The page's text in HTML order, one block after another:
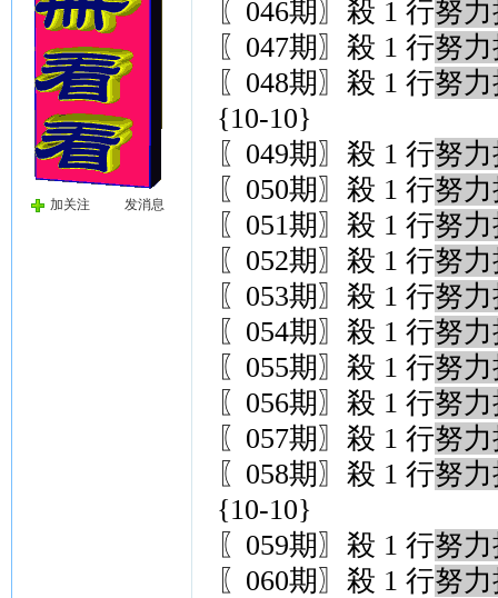
加关注 发消息
〖046期〗殺 1 行努
〖047期〗殺 1 行努
〖048期〗殺 1 行努
{10-10}
〖049期〗殺 1 行努
〖050期〗殺 1 行努
〖051期〗殺 1 行努
〖052期〗殺 1 行努
〖053期〗殺 1 行努
〖054期〗殺 1 行努
〖055期〗殺 1 行努
〖056期〗殺 1 行努
〖057期〗殺 1 行努
〖058期〗殺 1 行努
{10-10}
〖059期〗殺 1 行努
〖060期〗殺 1 行努